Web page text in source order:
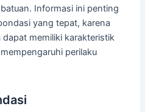
Informasi ini penting
yang tepat, karena
memiliki karakteristik
perilaku